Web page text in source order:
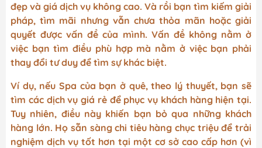
đẹp và giá dịch vụ không cao. Và rồi bạn tìm kiếm giải
pháp, tìm mãi nhưng vẫn chưa thỏa mãn hoặc giải
quyết được vấn đề của mình. Vấn đề không nằm ở
việc bạn tìm điều phù hợp mà nằm ở việc bạn phải
thay đổi tư duy để tìm sự khác biệt.
Ví dụ, nếu Spa của bạn ở quê, theo lý thuyết, bạn sẽ
tìm các dịch vụ giá rẻ để phục vụ khách hàng hiện tại.
Tuy nhiên, điều này khiến bạn bỏ qua những khách
hàng lớn. Họ sẵn sàng chi tiêu hàng chục triệu để trải
nghiệm dịch vụ tốt hơn tại một cơ sở cao cấp hơn (vì